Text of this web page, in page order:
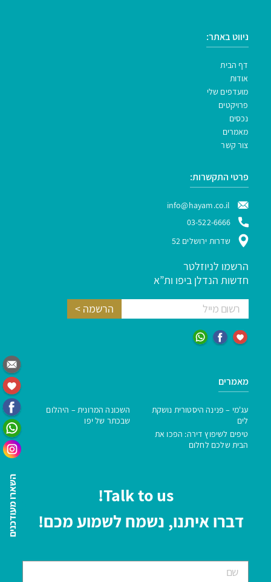
השארו מעודכנים
ניווט באתר:
דף הבית
אודות
מועדפים שלי
פרויקטים
נכסים
מאמרים
צור קשר
פרטי התקשרות:
info@hayam.co.il
03-522-6666
שדרות ירושלים 52
הרשמו לניוזלטר
חדשות הנדלן ביפו ות”א
מאמרים
עג'מי – פנינה היסטורית נושקת
לים
טיפים לשיפוץ דירה: הפכו את
הבית שלכם לחלום
השכונה המרונית – היהלום
שבכתר של יפו
Talk to us!
דברו איתנו, נשמח לשמוע מכם!